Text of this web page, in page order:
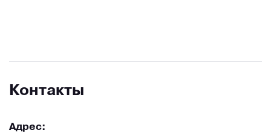
Контакты
Адрес: